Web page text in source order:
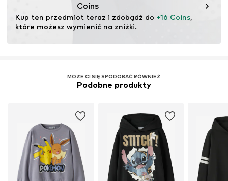
pochodzących z recyklingu może zmniejszyć
zapotrzebowanie na surowce, uniknąć odpadów i chronić
zasoby naturalne.
Coins
Kup ten przedmiot teraz i zdobądź do +16 Coins,
które możesz wymienić na zniżki.
MOŻE CI SIĘ SPODOBAĆ RÓWNIEŻ
Podobne produkty